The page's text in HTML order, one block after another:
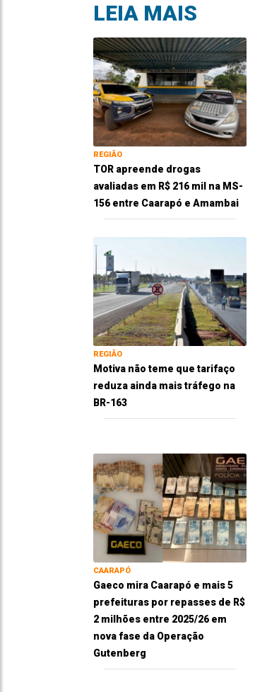
LEIA MAIS
REGIÃO
TOR apreende drogas
avaliadas em R$ 216 mil na MS-
156 entre Caarapó e Amambai
REGIÃO
Motiva não teme que tarifaço
reduza ainda mais tráfego na
BR-163
CAARAPÓ
Gaeco mira Caarapó e mais 5
prefeituras por repasses de R$
2 milhões entre 2025/26 em
nova fase da Operação
Gutenberg